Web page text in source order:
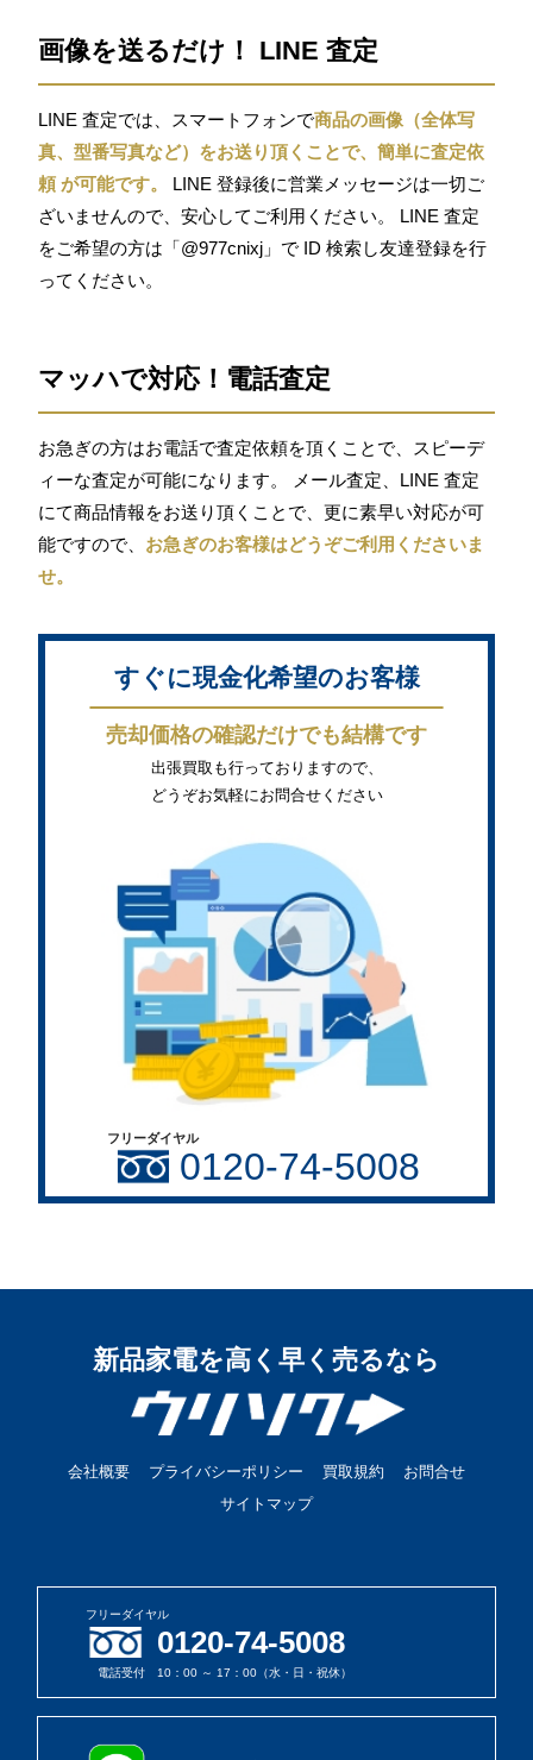
画像を送るだけ！ LINE 査定
LINE 査定では、スマートフォンで商品の画像（全体写
真、型番写真など）をお送り頂くことで、簡単に査定依
頼 が可能です。
LINE 登録後に営業メッセージは一切ご
ざいませんので、安心してご利用ください。 LINE 査定
をご希望の方は「@977cnixj」で ID 検索し友達登録を行
ってください。
マッハで対応！電話査定
お急ぎの方はお電話で査定依頼を頂くことで、スピーデ
ィーな査定が可能になります。 メール査定、LINE 査定
にて商品情報をお送り頂くことで、更に素早い対応が可
能ですので、 お急ぎのお客様はどうぞご利用くださいま
せ。
すぐに現金化希望のお客様
売却価格の確認だけでも結構です
出張買取も行っておりますので、
どうぞお気軽にお問合せください
フリーダイヤル
0120-74-5008
新品家電を高く早く売るなら
会社概要 プライバシーポリシー 買取規約
お問合せ
サイトマップ
フリーダイヤル
0120-74-5008
電話受付 10：00 ～ 17：00（水・日・祝休）